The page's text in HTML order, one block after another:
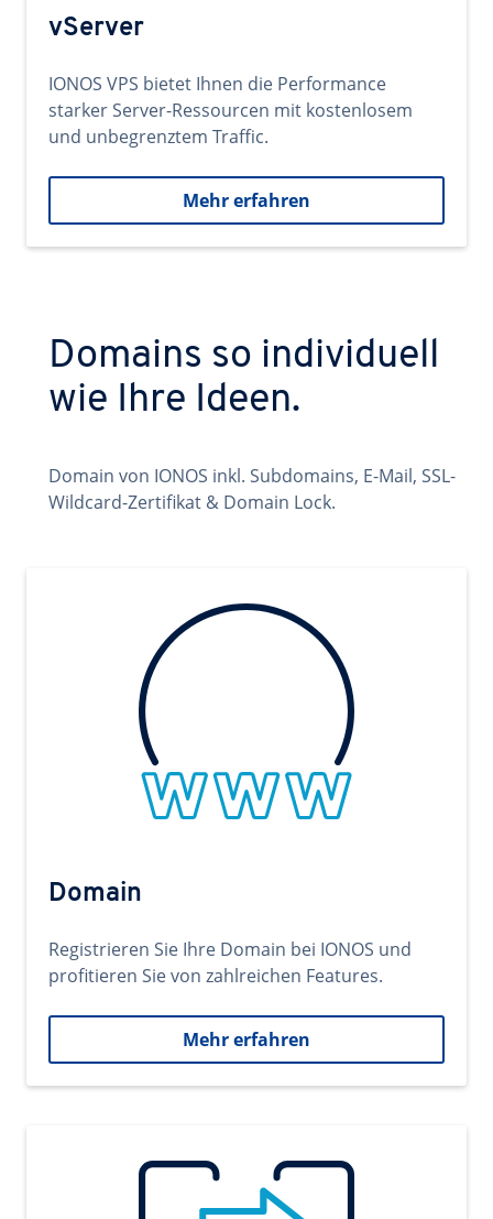
vServer
IONOS VPS bietet Ihnen die Performance
starker Server-Ressourcen mit kostenlosem
und unbegrenztem Traffic.
Mehr erfahren
Domains so individuell
wie Ihre Ideen.
Domain von IONOS inkl. Subdomains, E-Mail, SSL-
Wildcard-Zertifikat & Domain Lock.
Domain
Registrieren Sie Ihre Domain bei IONOS und
profitieren Sie von zahlreichen Features.
Mehr erfahren